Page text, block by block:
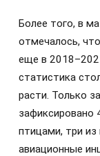
Более того, в
отмечалось,
еще в
статистика
расти. Только
зафиксировано
птицами, три
авиационные